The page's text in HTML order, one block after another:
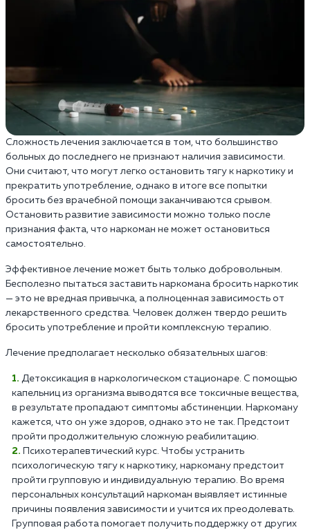
Сложность лечения заключается в том, что большинство
больных до последнего не признают наличия зависимости.
Они считают, что могут легко остановить тягу к наркотику и
прекратить употребление, однако в итоге все попытки
бросить без врачебной помощи заканчиваются срывом.
Остановить развитие зависимости можно только после
признания факта, что наркоман не может остановиться
самостоятельно.
Эффективное лечение может быть только добровольным.
Бесполезно пытаться заставить наркомана бросить наркотик
— это не вредная привычка, а полноценная зависимость от
лекарственного средства. Человек должен твердо решить
бросить употребление и пройти комплексную терапию.
Лечение предполагает несколько обязательных шагов:
Детоксикация в наркологическом стационаре. С помощью
капельниц из организма выводятся все токсичные вещества,
в результате пропадают симптомы абстиненции. Наркоману
кажется, что он уже здоров, однако это не так. Предстоит
пройти продолжительную сложную реабилитацию.
Психотерапевтический курс. Чтобы устранить
психологическую тягу к наркотику, наркоману предстоит
пройти групповую и индивидуальную терапию. Во время
персональных консультаций наркоман выявляет истинные
причины появления зависимости и учится их преодолевать.
Групповая работа помогает получить поддержку от других